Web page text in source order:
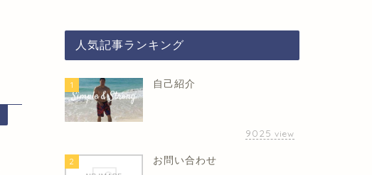
人気記事ランキング
1 自己紹介
9025 view
2 お問い合わせ